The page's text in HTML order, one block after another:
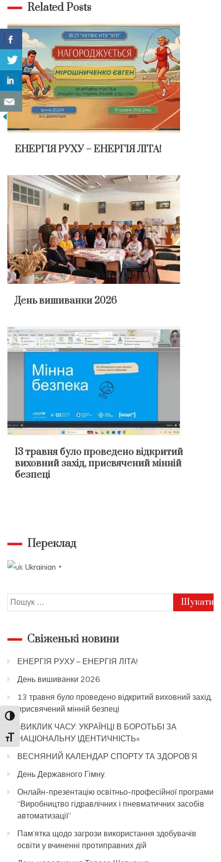
Toggle High Contrast
Toggle Font size
Related Posts
ЕНЕРГІЯ РУХУ – ЕНЕРГІЯ ЛІТА!
День вишиванки 2026
13 травня було проведено відкритий
виховний захід, присвячений мінній
безпеці
Переклад
Ukrainian ▼
Пошук:
Свіженькі новини
ЕНЕРГІЯ РУХУ – ЕНЕРГІЯ ЛІТА!
День вишиванки 2026
13 травня було проведено відкритий виховний захід,
присвячений мінній безпеці
«ВИКЛИК ЧАСУ: УКРАЇНЦІ В БОРОТЬБІ ЗА
НАЦІОНАЛЬНУ ІДЕНТИЧНІСТЬ»
ВЕСНЯНИЙ КАЛЕНДАР СПОРТУ ТА ЗДОРОВ’Я
День Державного Гімну.
Онлайн-презентацію освітньо-професійної програми
“Виробництво гідравлічних і пневматичних засобів
автоматизації”
Пам’ятка щодо загрози використання здобувачів
освіти у вчиненні протиправних дій